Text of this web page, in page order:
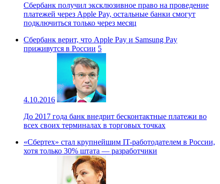
Сбербанк получил эксклюзивное право на проведение
платежей через Apple Pay, остальные банки смогут
подключиться только через месяц
Сбербанк верит, что Apple Pay и Samsung Pay
приживутся в России 5
4.10.2016
До 2017 года банк внедрит бесконтактные платежи во
всех своих терминалах в торговых точках
«Сбертех» стал крупнейшим IT-работодателем в России,
хотя только 30% штата — разработчики